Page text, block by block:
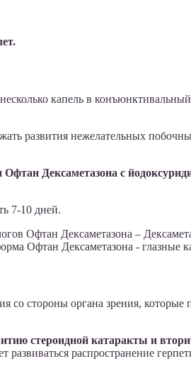
капель в
развития нежелательных
Дексаметазона с
7-10 дней.
Офтан Дексаметазона –
стороны органа зрения,
стероидной катаракты и
распространение